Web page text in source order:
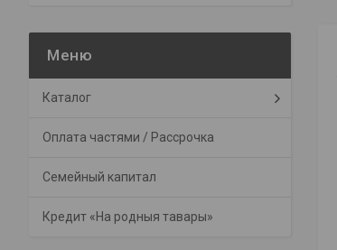
Каталог
Оплата частями / Рассрочка
Семейный капитал
Кредит «На родныя тавары»